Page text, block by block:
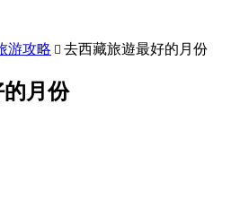
游攻略  去西藏旅遊最好的月份
月份